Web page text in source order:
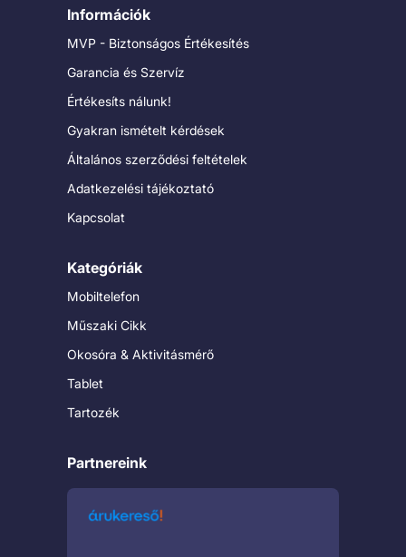
Információk
MVP - Biztonságos Értékesítés
Garancia és Szervíz
Értékesíts nálunk!
Gyakran ismételt kérdések
Általános szerződési feltételek
Adatkezelési tájékoztató
Kapcsolat
Kategóriák
Mobiltelefon
Műszaki Cikk
Okosóra & Aktivitásmérő
Tablet
Tartozék
Partnereink